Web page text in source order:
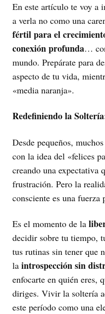
En este artículo te voy a
a verla no como una
fértil para el
conexión profunda…
mundo. Prepárate para
aspecto de tu vida,
«media naranja».
Redefiniendo la
Desde pequeños,
con la idea del «felices
creando una expectativa
frustración. Pero la
consciente es una fuerza
Es el momento de la
decidir sobre tu tiempo,
tus rutinas sin tener que
la introspección sin
enfocarte en quién eres,
diriges. Vivir la soltería
este período como una